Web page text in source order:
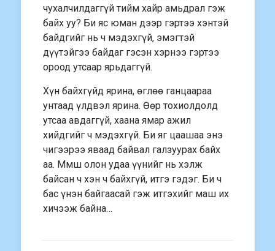
чухалчилдаггүй тийм хайр амьдрал гэж
байх уу? Би яс юман дээр гэртээ хэнтэй
байдгийг нь ч мэдэхгүй, эмэгтэй
дүүтэйгээ байдаг гэсэн хэрнээ гэртээ
ороод утсаар ярьдаггүй.
Хүн байхгүйд ярина, өглөө ганцаараа
унтаад үлдвэл ярина. Өөр тохиолдолд
утсаа авдаггүй, хаана ямар ажил
хийдгийг ч мэдэхгүй. Би яг цаашаа энэ
чигээрээ яваад байвал галзуурах байх
аа. Ммш олон удаа үүнийг нь хэлж
байсан ч хэн ч байхгүй, итгэ гэдэг. Би ч
бас үнэн байгаасай гэж итгэхийг маш их
хичээж байна…